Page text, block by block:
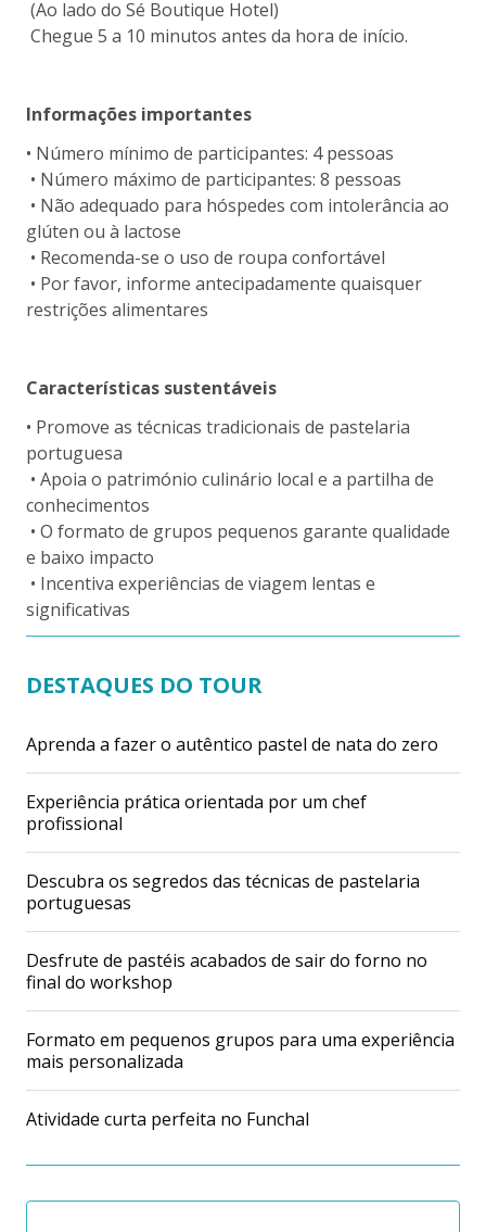
(Ao lado do Sé Boutique Hotel)
Chegue 5 a 10 minutos antes da hora de início.
Informações importantes
• Número mínimo de participantes: 4 pessoas
• Número máximo de participantes: 8 pessoas
• Não adequado para hóspedes com intolerância ao
glúten ou à lactose
• Recomenda-se o uso de roupa confortável
• Por favor, informe antecipadamente quaisquer
restrições alimentares
Características sustentáveis
• Promove as técnicas tradicionais de pastelaria
portuguesa
• Apoia o património culinário local e a partilha de
conhecimentos
• O formato de grupos pequenos garante qualidade
e baixo impacto
• Incentiva experiências de viagem lentas e
significativas
DESTAQUES DO TOUR
Aprenda a fazer o autêntico pastel de nata do zero
Experiência prática orientada por um chef
profissional
Descubra os segredos das técnicas de pastelaria
portuguesas
Desfrute de pastéis acabados de sair do forno no
final do workshop
Formato em pequenos grupos para uma experiência
mais personalizada
Atividade curta perfeita no Funchal